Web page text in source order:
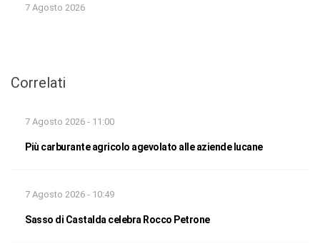
7 Agosto 2026
Correlati
7 Agosto 2026 - 11:00
Più carburante agricolo agevolato alle aziende lucane
7 Agosto 2026 - 10:49
Sasso di Castalda celebra Rocco Petrone